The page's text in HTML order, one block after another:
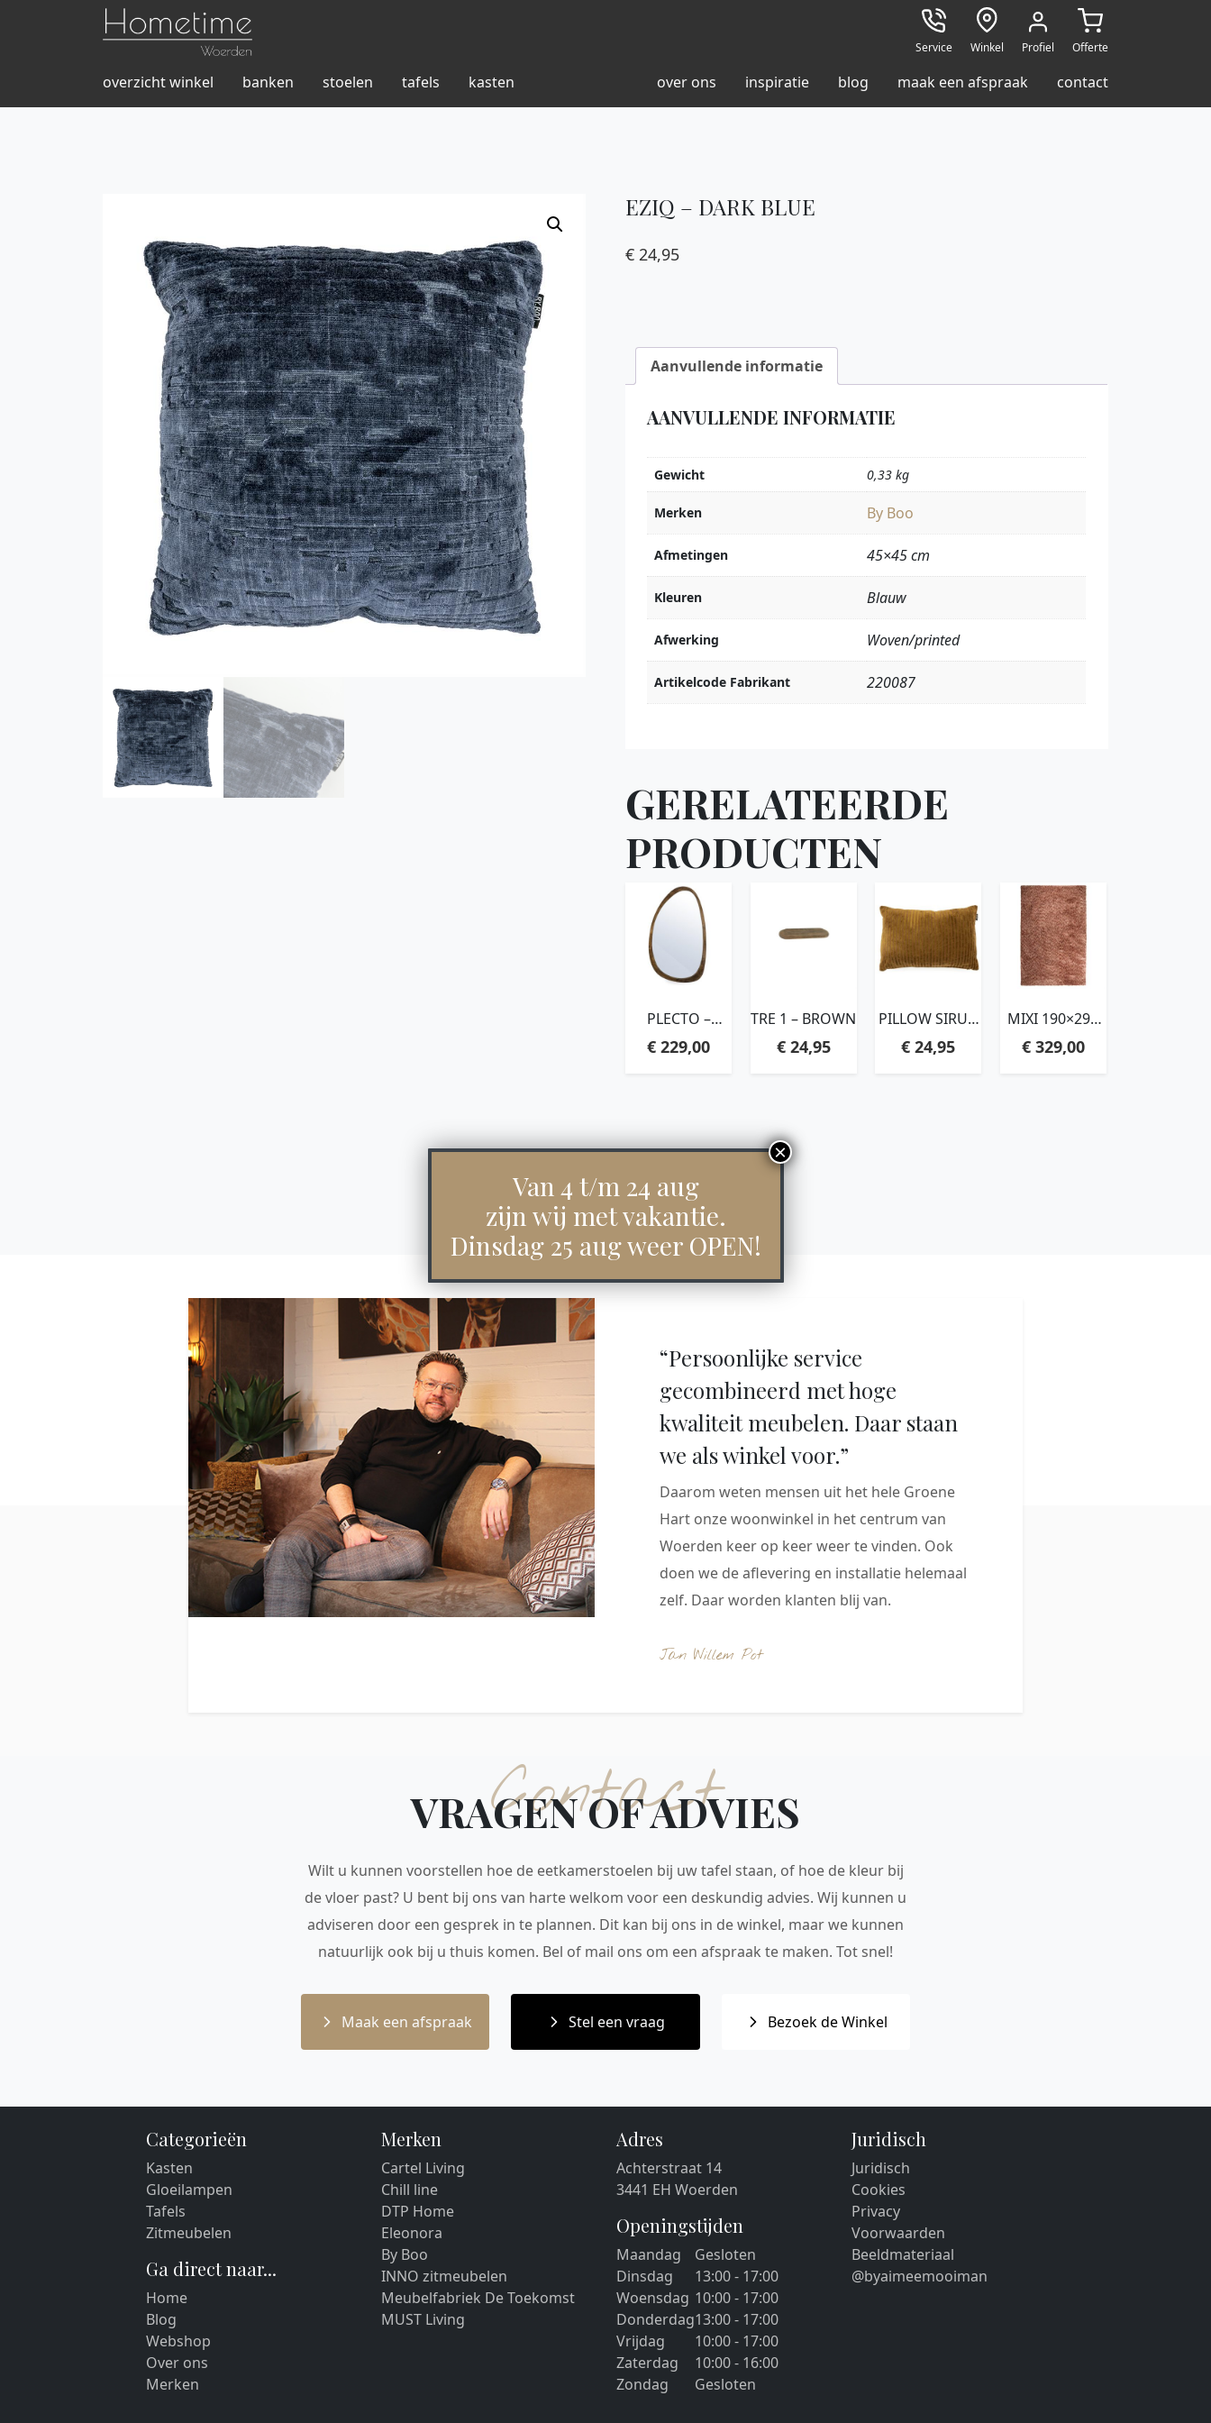
Service Winkel Profiel Offerte
overzicht winkel banken stoelen tafels kasten over ons inspiratie blog maak een afspraak contact
EZIQ – DARK BLUE
€ 24,95
Aanvullende informatie
AANVULLENDE INFORMATIE
Gewicht 0,33 kg
Merken By Boo
Afmetingen 45×45 cm
Kleuren Blauw
Afwerking Woven/printed
Artikelcode Fabrikant 220087
GERELATEERDE
PRODUCTEN
PLECTO –
€ 229,00
TRE 1 – BROWN
€24,95
PILLOW SIRUN
€ 24,95
MIXI 190×290
BURGUNDY
€329,00
“Persoonlijke service
gecombineerd met hoge
kwaliteit meubelen. Daar staan
we als winkel voor.”
Daarom weten mensen uit het hele Groene
Hart onze woonwinkel in het centrum van
Woerden keer op keer weer te vinden. Ook
doen we de aflevering en installatie helemaal
zelf. Daar worden klanten blij van.
Jan Willem Pot
Contact
VRAGEN OF ADVIES
Wilt u kunnen voorstellen hoe de eetkamerstoelen bij uw tafel staan, of hoe de kleur bij
de vloer past? U bent bij ons van harte welkom voor een deskundig advies. Wij kunnen u
adviseren door een gesprek in te plannen. Dit kan bij ons in de winkel, maar we kunnen
natuurlijk ook bij u thuis komen. Bel of mail ons om een afspraak te maken. Tot snel!
Maak een afspraak Stel een vraag Bezoek de Winkel
Categorieën
Kasten
Gloeilampen
Tafels
Zitmeubelen
Ga direct naar...
Home
Blog
Webshop
Over ons
Merken
Merken
Cartel Living
Chill line
DTP Home
Eleonora
By Boo
INNO zitmeubelen
Meubelfabriek De Toekomst
MUST Living
Adres
Achterstraat 14
3441 EH Woerden
Openingstijden
Maandag
Gesloten
Dinsdag
13:00 - 17:00
Woensdag 10:00 - 17:00
Donderdag13:00 - 17:00
Vrijdag
10:00 - 17:00
Zaterdag
10:00 - 16:00
Zondag
Gesloten
Juridisch
Juridisch
Cookies
Privacy
Voorwaarden
Beeldmateriaal
@byaimeemooiman
Van 4 t/m 24 aug
zijn wij met vakantie.
Dinsdag 25 aug weer OPEN!